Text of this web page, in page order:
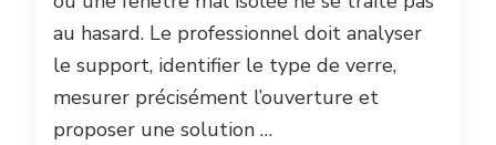
au hasard. Le professionnel doit analyser
le support, identifier le type de verre,
mesurer précisément l’ouverture et
proposer une solution …